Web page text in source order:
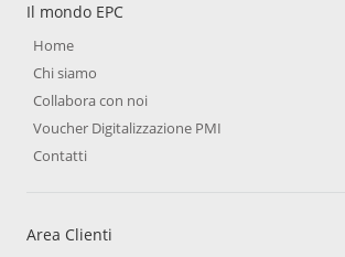
Il mondo EPC
Home
Chi siamo
Collabora con noi
Voucher Digitalizzazione PMI
Contatti
Area Clienti